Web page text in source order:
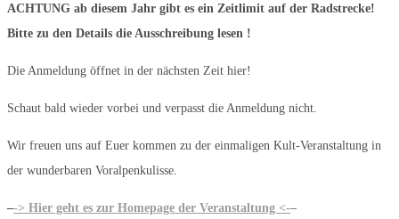
ACHTUNG ab diesem Jahr gibt es ein Zeitlimit auf der Radstrecke!
Bitte zu den Details die Ausschreibung lesen !
Die Anmeldung öffnet in der nächsten Zeit hier!
Schaut bald wieder vorbei und verpasst die Anmeldung nicht.
Wir freuen uns auf Euer kommen zu der einmaligen Kult-Veranstaltung in
der wunderbaren Voralpenkulisse.
–-> Hier geht es zur Homepage der Veranstaltung <-–